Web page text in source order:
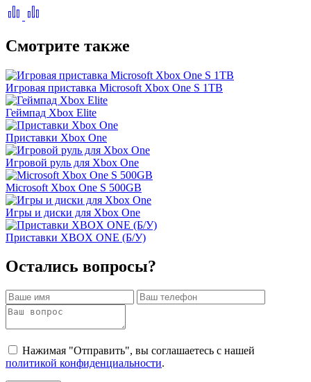
Смотрите также
Игровая приставка Microsoft Xbox One S 1TB
Геймпад Xbox Elite
Приставки Xbox One
Игровой руль для Xbox One
Microsoft Xbox One S 500GB
Игры и диски для Xbox One
Приставки XBOX ONE (Б/У)
Остались вопросы?
Нажимая "Отправить", вы соглашаетесь с нашей
политикой конфиденциальности.